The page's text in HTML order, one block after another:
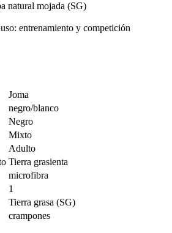
natural mojada (SG)
entrenamiento y competición
Joma
negro/blanco
Negro
Mixto
Adulto
Tierra grasienta
microfibra
1
Tierra grasa (SG)
crampones